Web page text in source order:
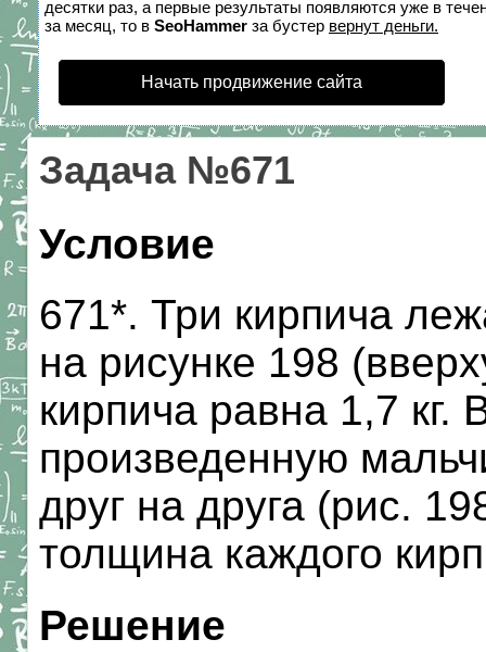
десятки раз, а первые результаты появляются уже в
за месяц, то в SeoHammer за бустер вернут деньги.
Начать продвижение сайта
Задача №671
Условие
671*. Три кирпича
на рисунке 198
кирпича равна 1,7 кг.
произведенную
друг на друга (рис.
толщина каждого
Решение